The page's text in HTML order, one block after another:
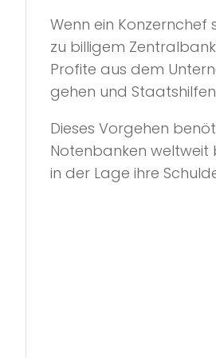
Wenn ein
zu billigem
Profite aus dem
gehen und
Dieses Vorgehen
Notenbanken weltweit
in der Lage ihre